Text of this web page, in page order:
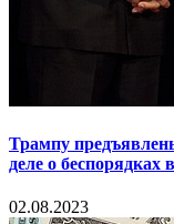
Трампу
деле о беспорядках
02.08.2023